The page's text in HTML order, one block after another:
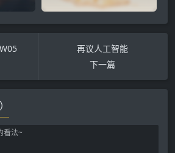
再议人工智能
下一篇